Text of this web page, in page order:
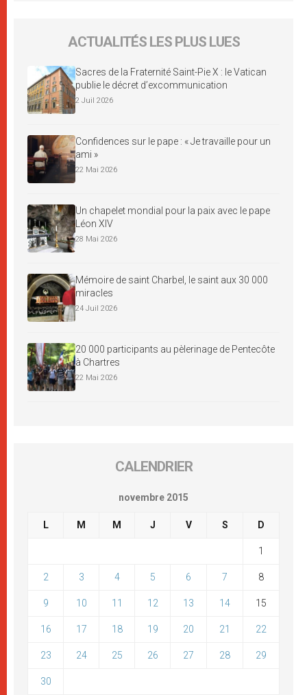
ACTUALITÉS LES PLUS LUES
Sacres de la Fraternité Saint-Pie X : le Vatican
publie le décret d’excommunication
2 Juil 2026
Confidences sur le pape : « Je travaille pour un
ami »
22 Mai 2026
Un chapelet mondial pour la paix avec le pape
Léon XIV
28 Mai 2026
Mémoire de saint Charbel, le saint aux 30 000
miracles
24 Juil 2026
20 000 participants au pèlerinage de Pentecôte
à Chartres
22 Mai 2026
CALENDRIER
novembre 2015
L M M J V S D
1
2 3 4 5 6 7 8
9 10 11 12 13 14 15
16 17 18 19 20 21 22
23 24 25 26 27 28 29
30